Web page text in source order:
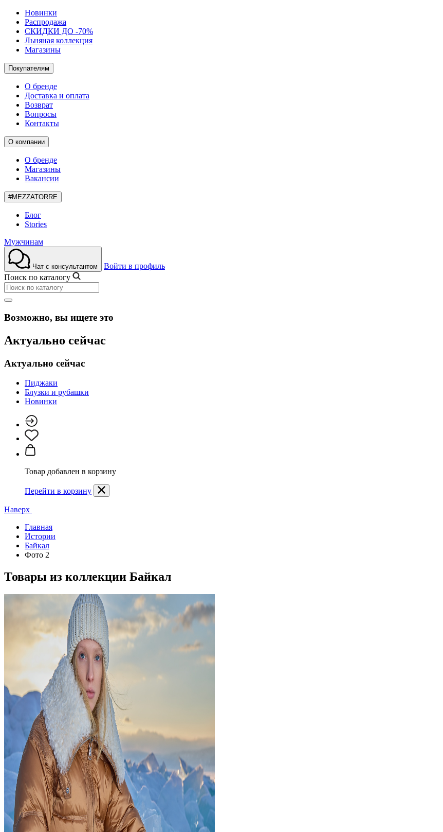
Новинки
Распродажа
СКИДКИ ДО -70%
Льняная коллекция
Магазины
Покупателям
О бренде
Доставка и оплата
Возврат
Вопросы
Контакты
О компании
О бренде
Магазины
Вакансии
#MEZZATORRE
Блог
Stories
Мужчинам
Чат с консультантом
Войти в профиль
Поиск по каталогу
Возможно, вы ищете это
Актуально сейчас
Актуально сейчас
Пиджаки
Блузки и рубашки
Новинки
Товар добавлен в корзину
Перейти в корзину
Наверх
Главная
Истории
Байкал
Фото 2
Товары из коллекции Байкал